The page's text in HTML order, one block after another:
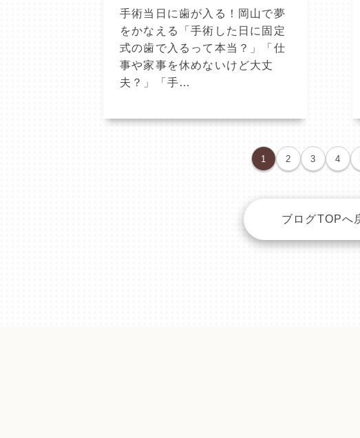
手術当日に歯が入る！岡山で夢
をかなえる「手術した日に固定
式の歯で入るって本当？」「仕
事や家事を休めないけど大丈
夫？」「手…
1 2 3 4
ブログTOPへ